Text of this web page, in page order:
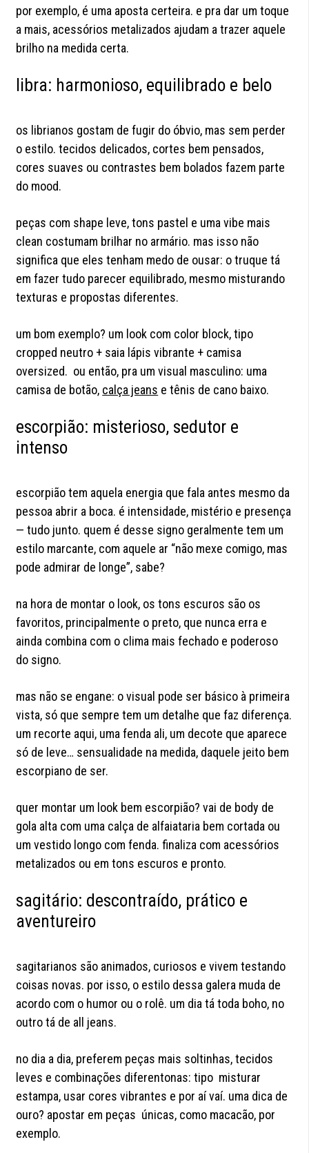
por exemplo, é uma aposta certeira. e pra dar um toque
a mais, acessórios metalizados ajudam a trazer aquele
brilho na medida certa.
libra: harmonioso, equilibrado e belo
os librianos gostam de fugir do óbvio, mas sem perder
o estilo. tecidos delicados, cortes bem pensados,
cores suaves ou contrastes bem bolados fazem parte
do mood.
peças com shape leve, tons pastel e uma vibe mais
clean costumam brilhar no armário. mas isso não
significa que eles tenham medo de ousar: o truque tá
em fazer tudo parecer equilibrado, mesmo misturando
texturas e propostas diferentes.
um bom exemplo? um look com color block, tipo
cropped neutro + saia lápis vibrante + camisa
oversized. ou então, pra um visual masculino: uma
camisa de botão, calça jeans e tênis de cano baixo.
escorpião: misterioso, sedutor e
intenso
escorpião tem aquela energia que fala antes mesmo da
pessoa abrir a boca. é intensidade, mistério e presença
— tudo junto. quem é desse signo geralmente tem um
estilo marcante, com aquele ar “não mexe comigo, mas
pode admirar de longe”, sabe?
na hora de montar o look, os tons escuros são os
favoritos, principalmente o preto, que nunca erra e
ainda combina com o clima mais fechado e poderoso
do signo.
mas não se engane: o visual pode ser básico à primeira
vista, só que sempre tem um detalhe que faz diferença.
um recorte aqui, uma fenda ali, um decote que aparece
só de leve… sensualidade na medida, daquele jeito bem
escorpiano de ser.
quer montar um look bem escorpião? vai de body de
gola alta com uma calça de alfaiataria bem cortada ou
um vestido longo com fenda. finaliza com acessórios
metalizados ou em tons escuros e pronto.
sagitário: descontraído, prático e
aventureiro
sagitarianos são animados, curiosos e vivem testando
coisas novas. por isso, o estilo dessa galera muda de
acordo com o humor ou o rolê. um dia tá toda boho, no
outro tá de all jeans.
no dia a dia, preferem peças mais soltinhas, tecidos
leves e combinações diferentonas: tipo misturar
estampa, usar cores vibrantes e por aí vaí. uma dica de
ouro? apostar em peças únicas, como macacão, por
exemplo.